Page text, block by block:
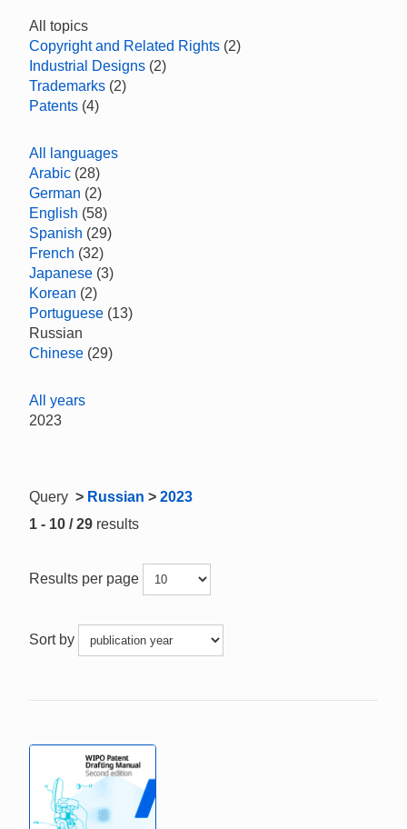
All topics
Copyright and Related Rights (2)
Industrial Designs (2)
Trademarks (2)
Patents (4)
All languages
Arabic (28)
German (2)
English (58)
Spanish (29)
French (32)
Japanese (3)
Korean (2)
Portuguese (13)
Russian
Chinese (29)
All years
2023
Query > Russian > 2023
1 - 10 / 29 results
Results per page
Sort by